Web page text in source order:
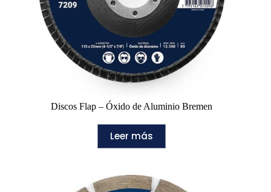
Discos Flap – Óxido de Aluminio Bremen
Leer más